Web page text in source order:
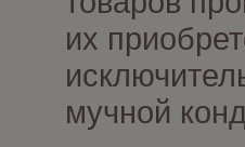
их
мучной